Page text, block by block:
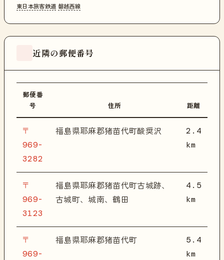
東日本旅客鉄道 磐越西線
近隣の郵便番号
郵便番
号
住所 距離
〒
969-
3282
福島県耶麻郡猪苗代町酸奨沢
2.4
km
〒
969-
3123
福島県耶麻郡猪苗代町古城跡、
古城町、城南、鶴田
4.5
km
〒
969-
福島県耶麻郡猪苗代町
5.4
km